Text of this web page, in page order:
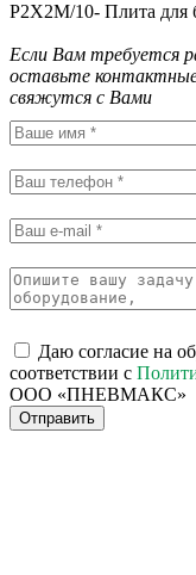
P2X2M/10- Плита для
Если Вам требуется
оставьте
свяжутся с Вами
Даю согласие на
соответствии с
ООО «ПНЕВМАКС»
Отправить